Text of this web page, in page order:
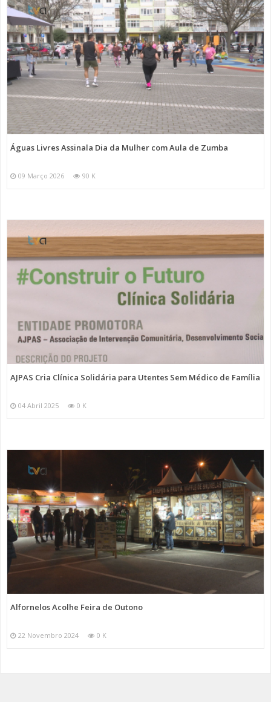
Águas Livres Assinala Dia da Mulher com Aula de Zumba
09 Março 2026 90 K
AJPAS Cria Clínica Solidária para Utentes Sem Médico de Família
04 Abril 2025 0 K
Alfornelos Acolhe Feira de Outono
22 Novembro 2024 0 K